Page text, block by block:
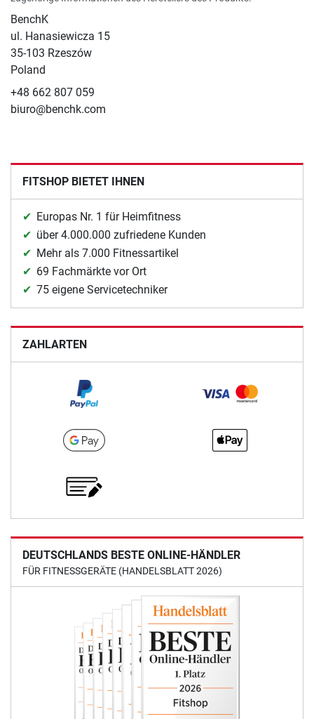
BenchK
ul. Hanasiewicza 15
35-103 Rzeszów
Poland
+48 662 807 059
biuro@benchk.com
FITSHOP BIETET IHNEN
Europas Nr. 1 für Heimfitness
über 4.000.000 zufriedene Kunden
Mehr als 7.000 Fitnessartikel
69 Fachmärkte vor Ort
75 eigene Servicetechniker
ZAHLARTEN
DEUTSCHLANDS BESTE ONLINE-HÄNDLER
FÜR FITNESSGERÄTE (HANDELSBLATT 2026)